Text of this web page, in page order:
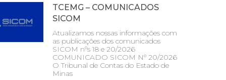
TCEMG – COMUNICADOS
SICOM
Atualizamos nossas informações com
as publicações dos comunicados
SICOM nºs 18 e 20/2026
COMUNICADO SICOM Nº 20/2026
O Tribunal de Contas do Estado de
Minas